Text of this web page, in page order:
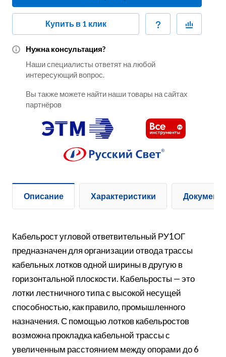
Купить в 1 клик
Нужна консультация?
Наши специалисты ответят на любой
интересующий вопрос.
Вы также можете найти наши товары на сайтах
партнёров
Описание Характеристики
Кабельрост угловой ответвительный РУ1ОГ
предназначен для организации отвода трассы
кабельных лотков одной ширины в другую в
горизонтальной плоскости. Кабельросты — это
лотки лестничного типа с высокой несущей
способностью, как правило, промышленного
назначения. С помощью лотков кабельростов
возможна прокладка кабельной трассы с
увеличенным расстоянием между опорами до 6